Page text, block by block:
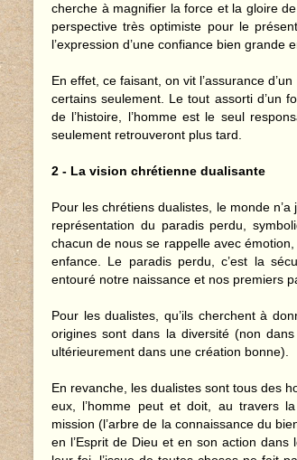
cherche à magnifier la force et la gloire
perspective très optimiste pour le
l’expression d’une confiance bien grande
En effet, ce faisant, on vit l’assurance
certains seulement. Le tout assorti d’un
de l’histoire, l’homme est le seul
seulement retrouveront plus tard.
2 - La vision chrétienne dualisante
Pour les chrétiens dualistes, le monde
représentation du paradis perdu,
chacun de nous se rappelle avec
enfance. Le paradis perdu, c’est la
entouré notre naissance et nos premiers
Pour les dualistes, qu’ils cherchent à
origines sont dans la diversité (non
ultérieurement dans une création bonne).
En revanche, les dualistes sont tous des
eux, l’homme peut et doit, au travers
mission (l’arbre de la connaissance du
en l’Esprit de Dieu et en son action dans